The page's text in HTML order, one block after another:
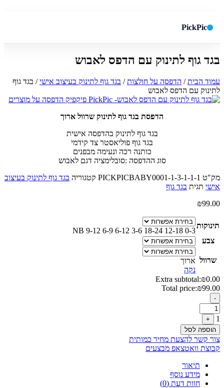
PickPic
חיפוש באתר
חפש
בגד גוף לתינוק עם הדפס לאבוש
עמוד הבית/ הדפסה על חולצות/ בגד גוף לתינוק בעיצוב אישי/ בגד גוף
לתינוק עם הדפס לאבוש
הדפסת בגד גוף לתינוק שרוול ארוך
בגד גוף לתינוק בהדפסה אישית
בגד גוף פוליאסטר צד קידמי
כותנה רכה ונעימה מבפנים
סוג ההדפסה :סובלימציה דגם לאבוש
מק"ט PICKPICBABY0001-1-3-1-1-1 קטגוריה בגד גוף לתינוק בעיצוב
אישי תגית בגד גוף
₪99.00
תינוקות
0-3
12-18
18-24
3-6
6-12
6-9
9-12
NB
צבע
שרוול ארוך
נקה
Extra subtotal:₪0.00
Total price:₪99.00
Quantity
-
1
+
הוספה לסל
צור קשר להצעת מחיר כמותית
קבוצת וואטצאפ מבצעים
תיאור
מידע נוסף
חוות דעת (0)